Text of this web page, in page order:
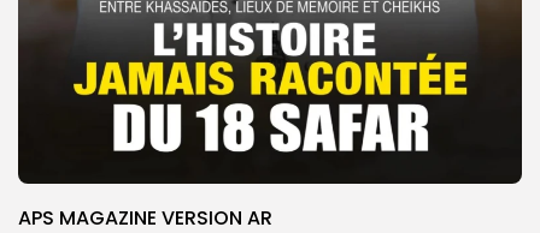
APS MAGAZINE VERSION AR